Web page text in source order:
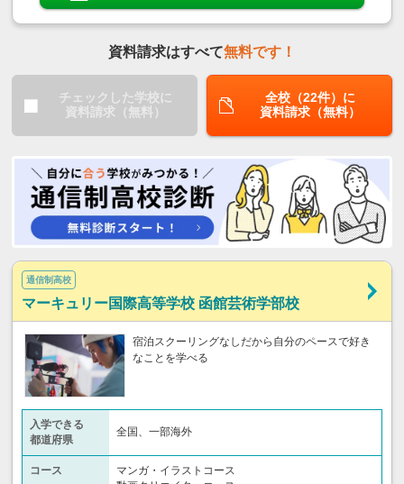
資料請求はすべて無料です！
チェックした学校に
資料請求（無料）
全校（22件）に
資料請求（無料）
通信制高校
マーキュリー国際高等学校 函館芸術学部校
宿泊スクーリングなしだから自分のペースで好き
なことを学べる
入学できる
都道府県
全国、一部海外
コース
マンガ・イラストコース